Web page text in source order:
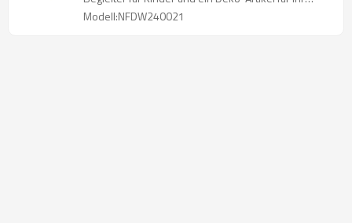
Zuhause.
Modell:NFDW240021